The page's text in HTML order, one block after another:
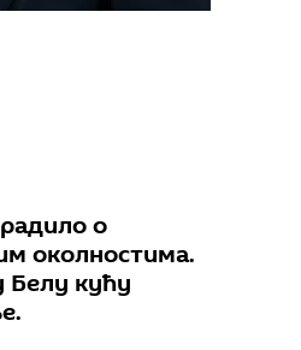
о
околностима.
Белу кућу